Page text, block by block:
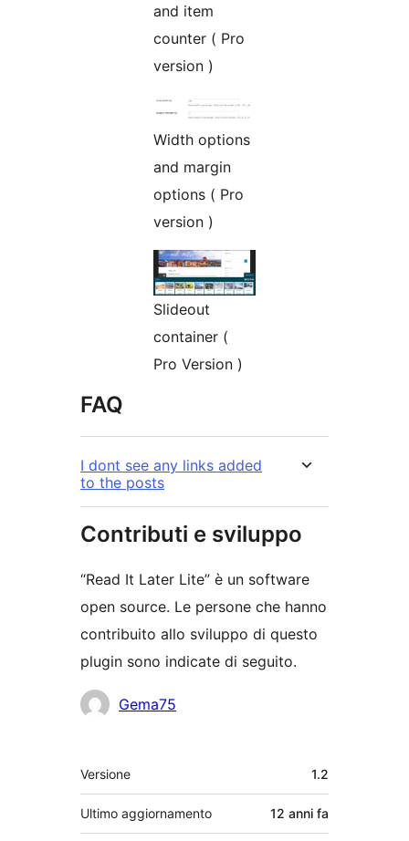
and item
counter ( Pro
version )
Width options
and margin
options ( Pro
version )
Slideout
container (
Pro Version )
FAQ
I dont see any links added
to the posts
Contributi e sviluppo
“Read It Later Lite” è un software
open source. Le persone che hanno
contribuito allo sviluppo di questo
plugin sono indicate di seguito.
Collaboratori
Gema75
Meta
Versione 1.2
Ultimo aggiornamento 12 anni fa